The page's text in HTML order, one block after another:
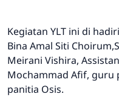
Kegiatan YLT ini di
Bina Amal Siti
Meirani Vishira,
Mochammad Afif, guru
panitia Osis.